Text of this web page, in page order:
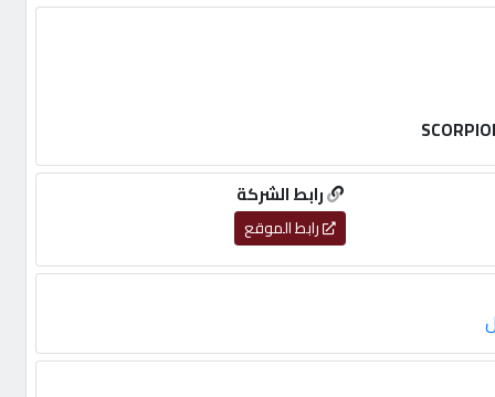
رابط الشركة
رابط الموقع